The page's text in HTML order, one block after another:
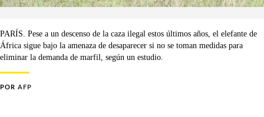
PARÍS. Pese a un descenso de la caza ilegal estos últimos años, el elefante de
África sigue bajo la amenaza de desaparecer si no se toman medidas para
eliminar la demanda de marfil, según un estudio.
POR AFP